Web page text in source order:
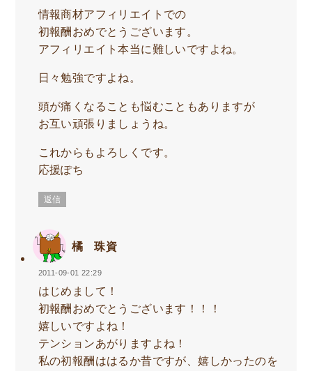
情報商材アフィリエイトでの
初報酬おめでとうございます。
アフィリエイト本当に難しいですよね。
日々勉強ですよね。
頭が痛くなることも悩むこともありますが
お互い頑張りましょうね。
これからもよろしくです。
応援ぽち
返信
橘 珠資
2011-09-01 22:29
はじめまして！
初報酬おめでとうございます！！！
嬉しいですよね！
テンションあがりますよね！
私の初報酬ははるか昔ですが、嬉しかったのを